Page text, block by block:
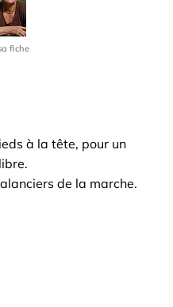
fiche
à la tête, pour un
de la marche.